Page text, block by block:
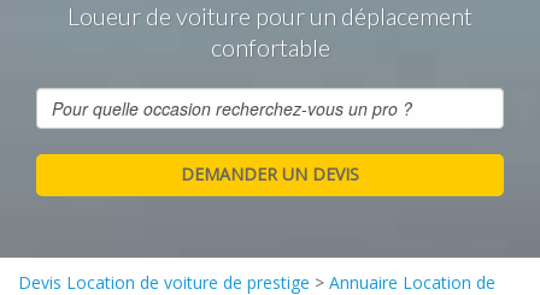
Loueur de voiture pour un déplacement
confortable
Devis Location de voiture de prestige > Annuaire Location de